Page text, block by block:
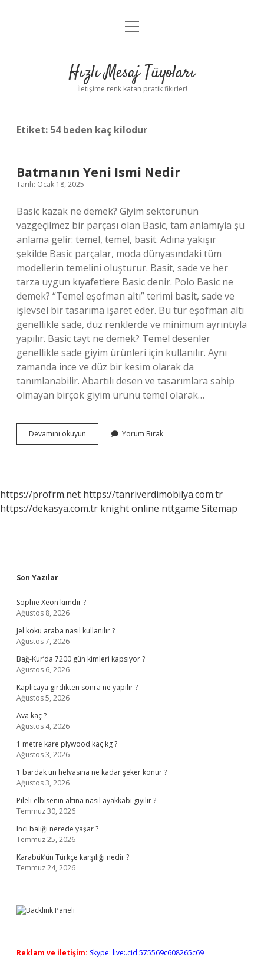
Anasayfa
Yasal Uyarı
menüyü
Hızlı Mesaj Tüyoları
İletişime renk katan pratik fikirler!
Etiket: 54 beden kaç kilodur
Batmanın Yeni Ismi Nedir
Tarih: Ocak 18, 2025
Basic kazak ne demek? Giyim sektörünün
vazgeçilmez bir parçası olan Basic, tam anlamıyla şu
anlama gelir: temel, temel, basit. Adına yakışır
şekilde Basic parçalar, moda dünyasındaki tüm
modellerin temelini oluşturur. Basit, sade ve her
tarza uygun kıyafetlere Basic denir. Polo Basic ne
demek? “Temel eşofman altı” terimi basit, sade ve
işlevsel bir tasarıma işaret eder. Bu tür eşofman altı
genellikle sade, düz renklerde ve minimum ayrıntıyla
yapılır. Basic tayt ne demek? Temel desenler
genellikle sade giyim ürünleri için kullanılır. Aynı
zamanda ince ve düz bir kesim olarak da
tanımlanabilir. Abartılı desen ve tasarımlara sahip
olmayan birçok giyim ürünü temel olarak…
Devamını okuyun Batmanın
Yeni
Yorum Bırak
https://profrm.net https://tanriverdimobilya.com.tr
https://dekasya.com.tr knight online nttgame Sitemap
Sidebar
Son Yazılar
Sophie Xeon kimdir ?
Ağustos 8, 2026
Jel koku araba nasıl kullanılır ?
Ağustos 7, 2026
Bağ-Kur’da 7200 gün kimleri kapsıyor ?
Ağustos 6, 2026
Kaplicaya girdikten sonra ne yapılır ?
Ağustos 5, 2026
Ava kaç ?
Ağustos 4, 2026
1 metre kare plywood kaç kg ?
Ağustos 3, 2026
1 bardak un helvasına ne kadar şeker konur ?
Ağustos 3, 2026
Pileli elbisenin altına nasıl ayakkabı giyilir ?
Temmuz 30, 2026
Inci balığı nerede yaşar ?
Temmuz 25, 2026
Karabük’ün Türkçe karşılığı nedir ?
Temmuz 24, 2026
Reklam ve İletişim: Skype: live:.cid.575569c608265c69